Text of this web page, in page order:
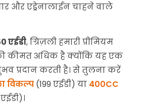
और एड्रेनालाईन चाहने वाले
एईडी, ग्रिज़ली हमारी प्रीमियम
कीमत अधिक है क्योंकि यह एक
प्रदान करती है। से तुलना करें
विकल्प (199 एईडी) या 400CC